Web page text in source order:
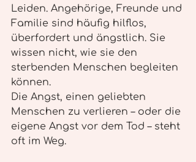
Leiden. Angehörige, Freunde und
Familie sind häufig hilflos,
überfordert und ängstlich. Sie
wissen nicht, wie sie den
sterbenden Menschen begleiten
können.
Die Angst, einen geliebten
Menschen zu verlieren – oder die
eigene Angst vor dem Tod – steht
oft im Weg.